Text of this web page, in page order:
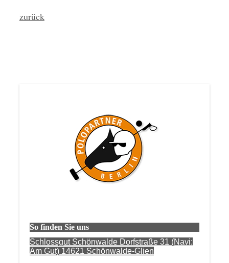
zurück
So finden Sie uns
Schlossgut Schönwalde Dorfstraße 31 (Navi:
Am Gut) 14621 Schönwalde-Glien